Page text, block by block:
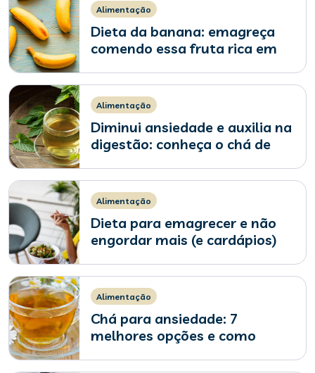
Alimentação
Dieta da banana: emagreça
comendo essa fruta rica em
Alimentação
Diminui ansiedade e auxilia na
digestão: conheça o chá de
Alimentação
Dieta para emagrecer e não
engordar mais (e cardápios)
Alimentação
Chá para ansiedade: 7
melhores opções e como